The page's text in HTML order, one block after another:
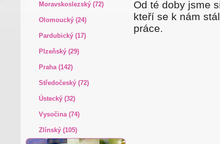
Moravskoslezský (72)
Olomoucký (24)
Pardubický (17)
Plzeňský (29)
Praha (142)
Středočeský (72)
Ústecký (32)
Vysočina (74)
Zlínský (105)
Od té doby jsme
kteří se k nám
práce.